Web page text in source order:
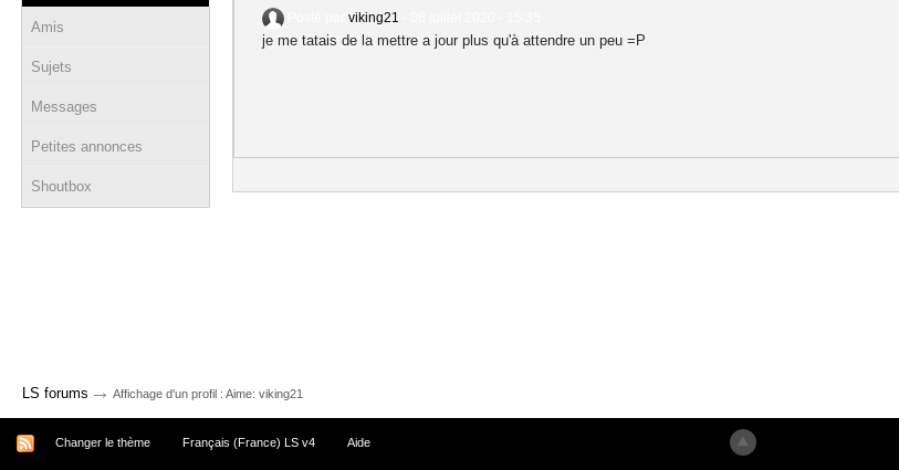
Amis
Sujets
Messages
Petites annonces
Shoutbox
viking21
je me tatais de la mettre a jour plus qu'à attendre un peu =P
LS forums → Affichage d'un profil : Aime: viking21
Changer le thème Français (France) LS v4 Aide